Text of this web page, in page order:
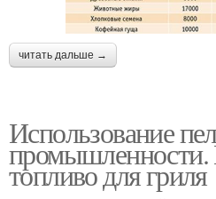
читать дальше →
Использование
промышленности.
топливо для гриля